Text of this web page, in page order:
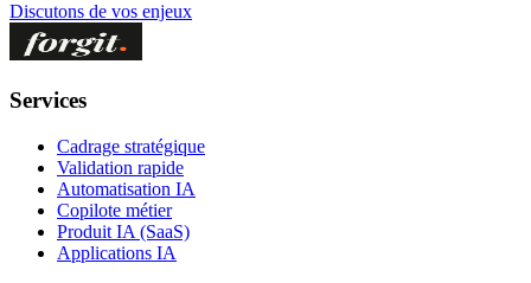
Discutons de vos enjeux
Services
Cadrage stratégique
Validation rapide
Automatisation IA
Copilote métier
Produit IA (SaaS)
Applications IA